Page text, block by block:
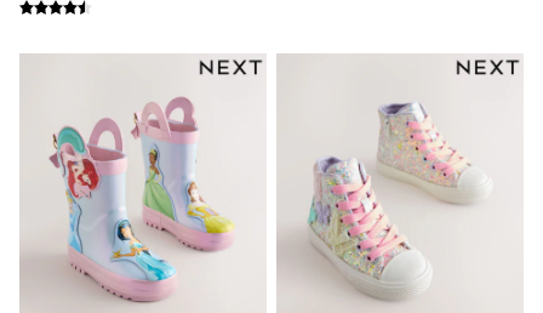
Shorts & Skirts
Coats & Jackets
Sweatshirts & Hoodies
Knitwear
Trousers & Leggings
Sets & Outfits
Tops
Nightwear & Pyjamas
Jumpsuits & Playsuits
Jeans
Shirts & Blouses